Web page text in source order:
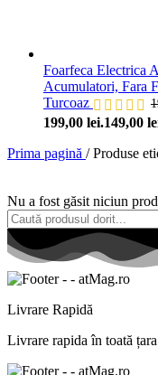
Foarfeca Electrica
Acumulatori, Fara
Turcoaz
199,00 lei.149,00
Prima pagină / Produse
Nu a fost găsit niciun
Livrare Rapidă
Livrare rapida în toată țara